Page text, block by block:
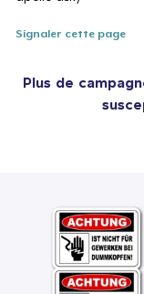
Signaler cette page
Plus de